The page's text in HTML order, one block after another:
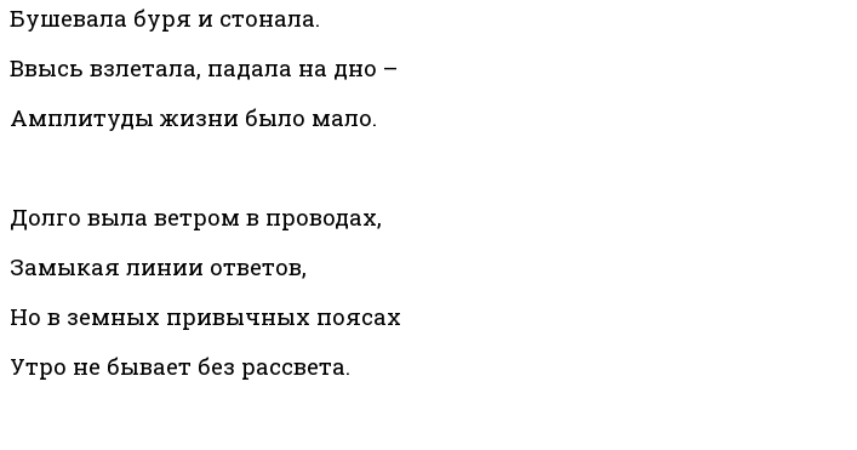
Бушевала буря и стонала.
Ввысь взлетала, падала на дно –
Амплитуды жизни было мало.
Долго выла ветром в проводах,
Замыкая линии ответов,
Но в земных привычных поясах
Утро не бывает без рассвета.